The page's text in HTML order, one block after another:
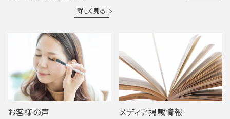
詳しく見る
お客様の声 メディア掲載情報